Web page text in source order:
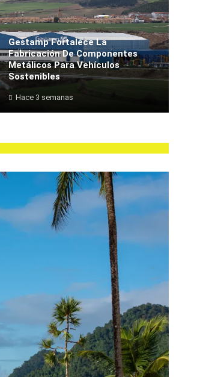
Gestamp Fortalece La
Fabricación De Componentes
Metálicos Para Vehículos
Sostenibles
Hace 3 semanas